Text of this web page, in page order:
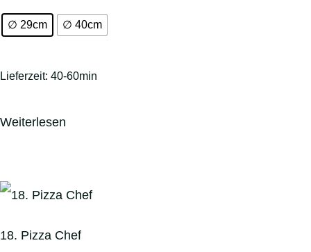
∅ 29cm ∅ 40cm
Lieferzeit: 40-60min
Weiterlesen
18. Pizza Chef